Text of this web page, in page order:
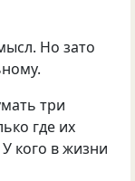
Но зато
три
где их
кого в жизни